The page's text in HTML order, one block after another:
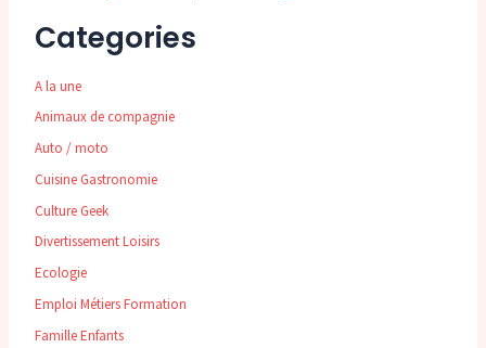
Categories
A la une
Animaux de compagnie
Auto / moto
Cuisine Gastronomie
Culture Geek
Divertissement Loisirs
Ecologie
Emploi Métiers Formation
Famille Enfants